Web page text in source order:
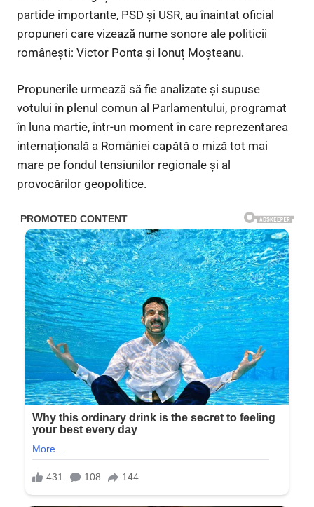
partide importante, PSD și USR, au înaintat oficial
propuneri care vizează nume sonore ale politicii
românești: Victor Ponta și Ionuț Moșteanu.
Propunerile urmează să fie analizate și supuse
votului în plenul comun al Parlamentului, programat
în luna martie, într-un moment în care reprezentarea
internațională a României capătă o miză tot mai
mare pe fondul tensiunilor regionale și al
provocărilor geopolitice.